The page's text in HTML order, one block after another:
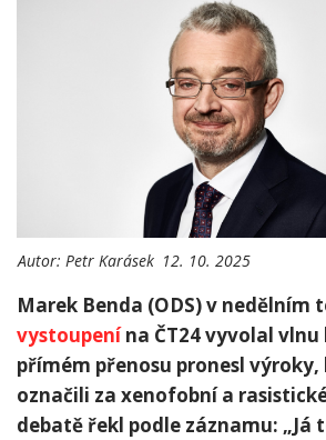
Autor: Petr Karásek 12. 10. 2025
Marek Benda (ODS) v nedělním
vystoupenína ČT24 vyvolal
přímém přenosu pronesl
označili za xenofobní a
debatě řekl podle záznamu: „Já